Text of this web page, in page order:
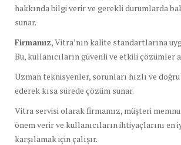
hakkında bilgi verir ve gerekli durumlarda
sunar.
Firmamız, Vitra’nın kalite standartlarına
Bu, kullanıcıların güvenli ve etkili çözümler
Uzman teknisyenler, sorunları hızlı ve
ederek kısa sürede çözüm sunar.
Vitra servisi olarak firmamız, müşteri
önem verir ve kullanıcıların ihtiyaçlarını en
karşılamak için çalışır.